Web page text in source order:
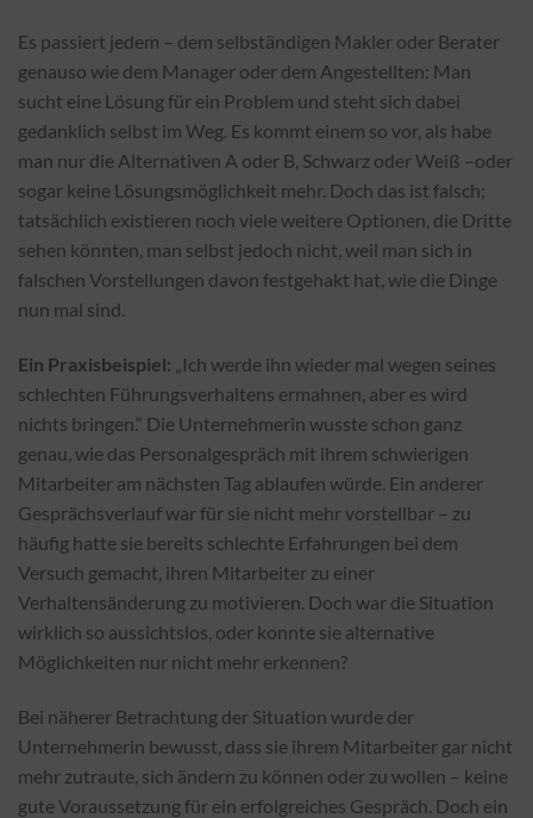
Es passiert jedem – dem selbständigen Makler oder Berater
genauso wie dem Manager oder dem Angestellten: Man
sucht eine Lösung für ein Problem und steht sich dabei
gedanklich selbst im Weg. Es kommt einem so vor, als habe
man nur die Alternativen A oder B, Schwarz oder Weiß –oder
sogar keine Lösungsmöglichkeit mehr. Doch das ist falsch;
tatsächlich existieren noch viele weitere Optionen, die Dritte
sehen könnten, man selbst jedoch nicht, weil man sich in
falschen Vorstellungen davon festgehakt hat, wie die Dinge
nun mal sind.
Ein Praxisbeispiel: „Ich werde ihn wieder mal wegen seines
schlechten Führungsverhaltens ermahnen, aber es wird
nichts bringen.“ Die Unternehmerin wusste schon ganz
genau, wie das Personalgespräch mit ihrem schwierigen
Mitarbeiter am nächsten Tag ablaufen würde. Ein anderer
Gesprächsverlauf war für sie nicht mehr vorstellbar – zu
häufig hatte sie bereits schlechte Erfahrungen bei dem
Versuch gemacht, ihren Mitarbeiter zu einer
Verhaltensänderung zu motivieren. Doch war die Situation
wirklich so aussichtslos, oder konnte sie alternative
Möglichkeiten nur nicht mehr erkennen?
Bei näherer Betrachtung der Situation wurde der
Unternehmerin bewusst, dass sie ihrem Mitarbeiter gar nicht
mehr zutraute, sich ändern zu können oder zu wollen – keine
gute Voraussetzung für ein erfolgreiches Gespräch. Doch ein